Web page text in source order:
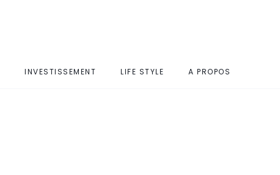
INVESTISSEMENT LIFE STYLE A PROPOS